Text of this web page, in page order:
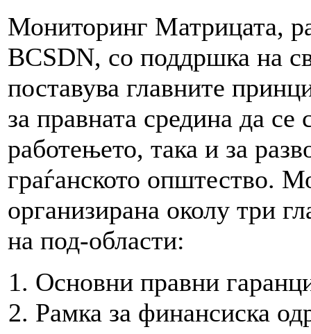
Мониторинг Матрицата,
BCSDN, со поддршка на
поставува главните
за правната средина да се
работењето, така и за
граѓанското општество.
организирана околу три
на под-области:
Основни правни
Рамка за финансиска